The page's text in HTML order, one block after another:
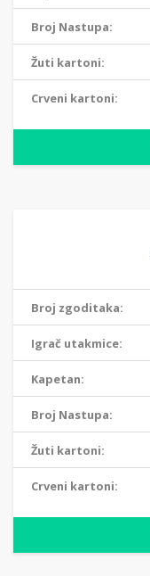
Broj Nastupa:
Žuti kartoni:
Crveni kartoni:
Broj zgoditaka:
Igrač utakmice:
Kapetan:
Broj Nastupa:
Žuti kartoni:
Crveni kartoni: